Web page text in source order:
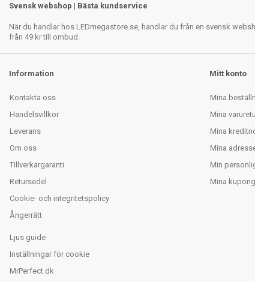
Svensk webshop | Bästa kundservice
När du handlar hos LEDmegastore.se, handlar du från en svensk
från 49 kr till ombud.
Information
Kontakta oss
Handelsvillkor
Leverans
Om oss
Tillverkargaranti
Retursedel
Cookie- och integritetspolicy
Ångerrätt
Ljus guide
Inställningar för cookie
MrPerfect.dk
Mitt konto
Mina
Mina
Mina
Mina
Min
Mina